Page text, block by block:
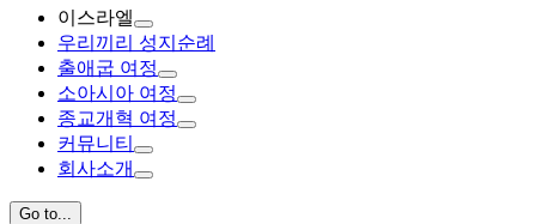
이스라엘
우리끼리 성지순례
출애굽 여정
소아시아 여정
종교개혁 여정
커뮤니티
회사소개
Go to...